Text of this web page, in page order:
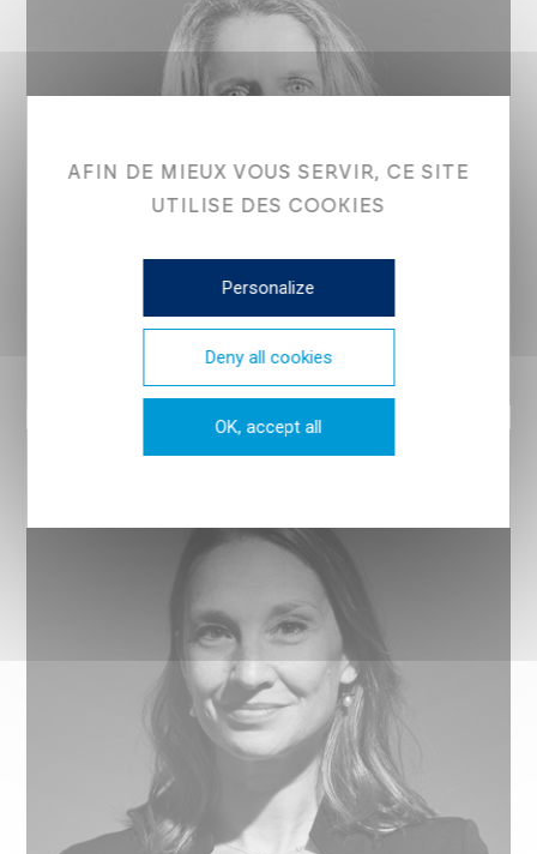
AFIN DE MIEUX VOUS SERVIR, CE SITE
UTILISE DES COOKIES
OK, accept all
Deny all cookies
Personalize